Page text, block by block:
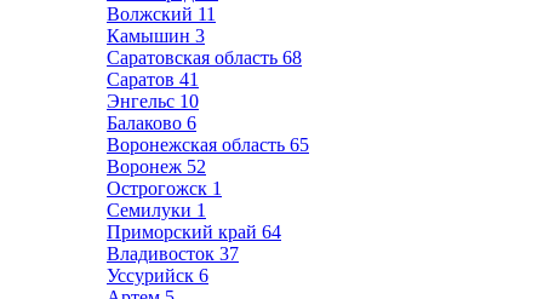
Волжский 11
Камышин 3
Саратовская область 68
Саратов 41
Энгельс 10
Балаково 6
Воронежская область 65
Воронеж 52
Острогожск 1
Семилуки 1
Приморский край 64
Владивосток 37
Уссурийск 6